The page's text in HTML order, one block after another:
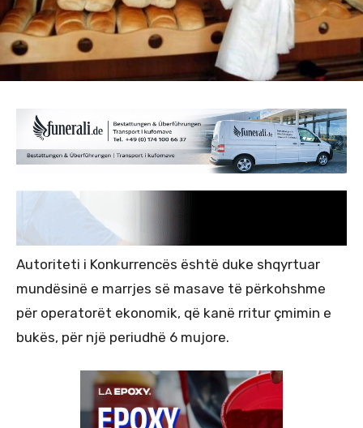
Autoriteti i Konkurrencës është duke shqyrtuar
mundësinë e marrjes së masave të përkohshme
për operatorët ekonomik, që kanë rritur çmimin e
bukës, për një periudhë 6 mujore.